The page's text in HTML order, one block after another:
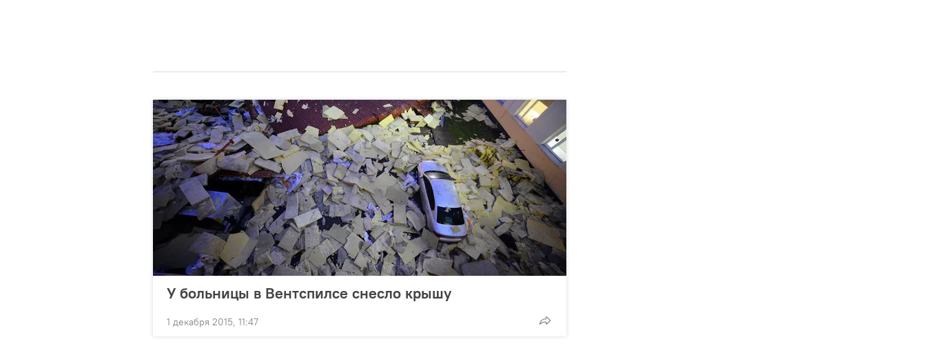
У больницы в Вентспилсе снесло крышу
1 декабря 2015, 11:47